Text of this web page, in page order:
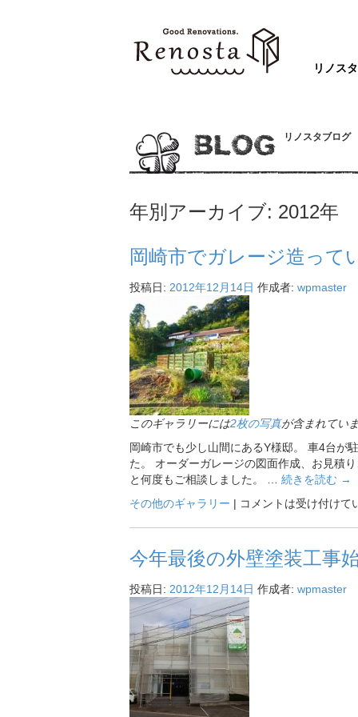
リノス
BLOG リノスタブログ
年別アーカイブ: 2012年
岡崎市でガレージ造って
投稿日: 2012年12月14日 作成者: wpmaster
このギャラリーには2枚の写真が含まれてい
岡崎市でも少し山間にあるY様邸。 車4台が
た。 オーダーガレージの図面作成、お見積
と何度もご相談しました。 … 続きを読む →
その他のギャラリー | コメントは受け付けて
今年最後の外壁塗装工事
投稿日: 2012年12月14日 作成者: wpmaster